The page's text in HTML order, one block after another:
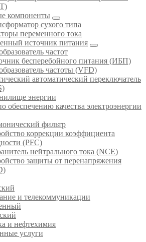
компоненты
сухого типа
переменного тока
источник питания
частот
бесперебойного питания (ИБП)
частоты (VFD)
автоматический переключатель
энергии
обеспечению качества электроэнергии
фильтр
коррекции коэффициента
(PFC)
нейтрального тока (NCE)
защиты от перенапряжения
и телекоммуникации
и нефтехимия
услуги